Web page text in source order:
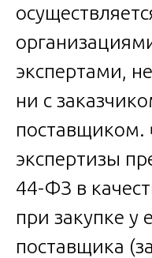
экспертами,
ни с
поставщиком.
экспертизы
44-ФЗ в
при закупке у
поставщика